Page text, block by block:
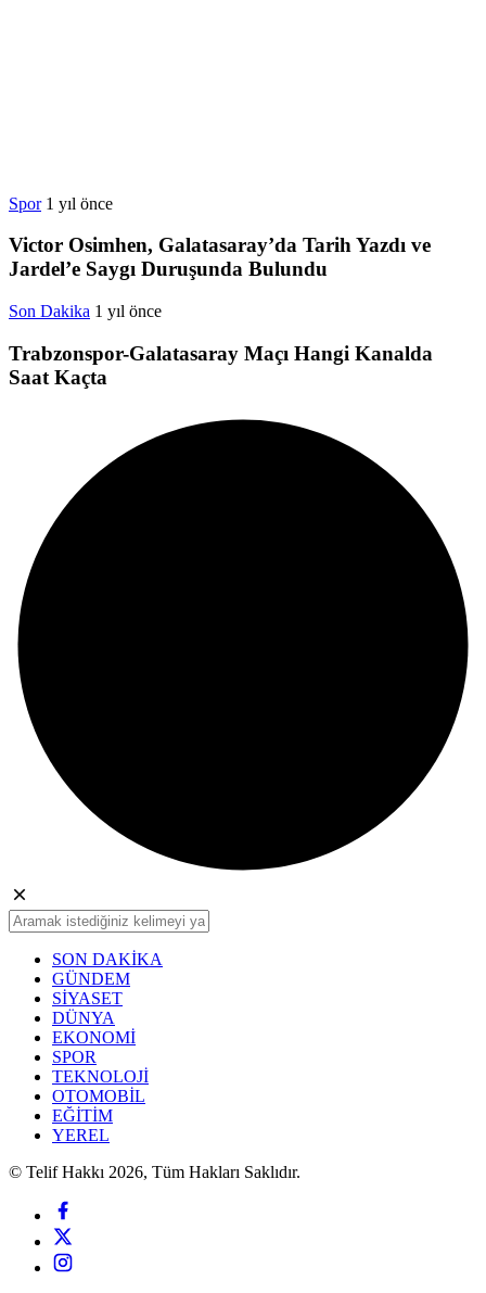
Spor 1 yıl önce
Victor Osimhen, Galatasaray’da Tarih Yazdı ve
Jardel’e Saygı Duruşunda Bulundu
Son Dakika 1 yıl önce
Trabzonspor-Galatasaray Maçı Hangi Kanalda
Saat Kaçta
SON DAKİKA
GÜNDEM
SİYASET
DÜNYA
EKONOMİ
SPOR
TEKNOLOJİ
OTOMOBİL
EĞİTİM
YEREL
© Telif Hakkı 2026, Tüm Hakları Saklıdır.